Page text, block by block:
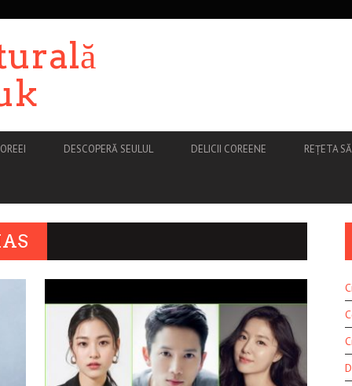
DESCOPERĂ SEULUL DELICII COREENE REȚETA